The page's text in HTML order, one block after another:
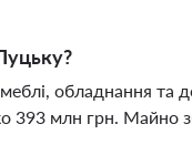
обладнання та
393 млн грн. Майно